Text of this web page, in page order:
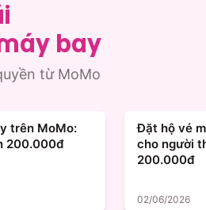
bay
từ MoMo
trên MoMo:
200.000đ
Đặt hộ vé
cho người
200.000đ
02/06/2026